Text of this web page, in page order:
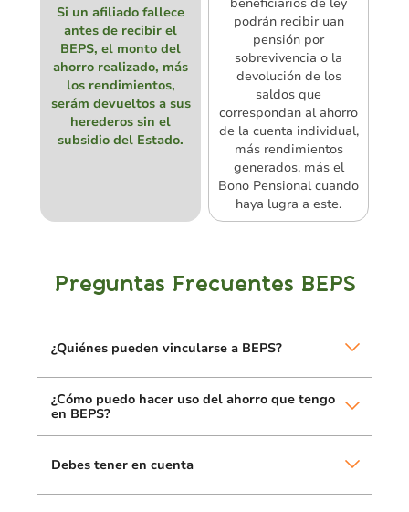
Si un afiliado fallece
antes de recibir el
BEPS, el monto del
ahorro realizado, más
los rendimientos,
serám devueltos a sus
herederos sin el
subsidio del Estado.
podrán recibir uan
pensión por
sobrevivencia o la
devolución de los
saldos que
correspondan al ahorro
de la cuenta individual,
más rendimientos
generados, más el
Bono Pensional cuando
haya lugra a este.
Preguntas Frecuentes BEPS
¿Quiénes pueden vincularse a BEPS?
¿Cómo puedo hacer uso del ahorro que tengo
en BEPS?
Debes tener en cuenta